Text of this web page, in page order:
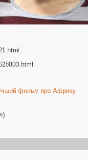
фильм про Африку